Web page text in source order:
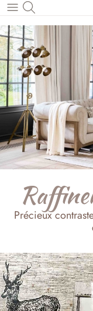
Revenir au contenu
Précieux